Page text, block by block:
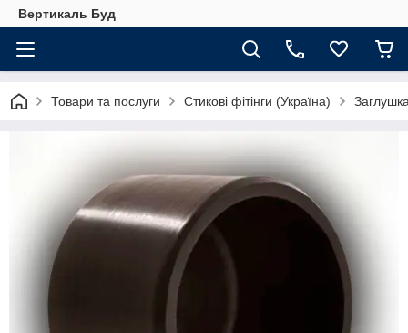
Вертикаль Буд
Товари та послуги Стикові фітінги (Україна)